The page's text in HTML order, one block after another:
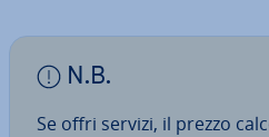
N.B.
Se offri servizi, il prezzo